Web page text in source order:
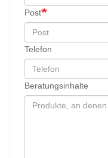
Post
Telefon
Beratungsinhalte